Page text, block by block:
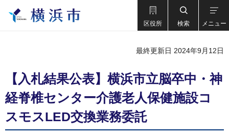
区役所 検索 メニュー
最終更新日 2024年9月12日
【入札結果公表】横浜市立脳卒中・神
経脊椎センター介護老人保健施設コ
スモスLED交換業務委託